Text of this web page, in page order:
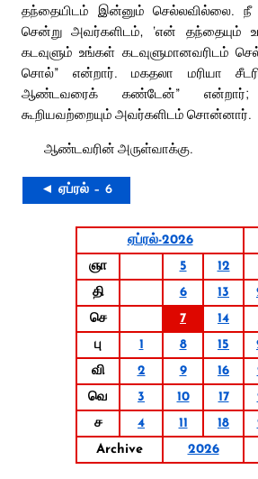
தந்தையிடம் இன்னும் செல்லவில்லை. நீ
சென்று அவர்களிடம், ‘என் தந்தையும்
கடவுளும் உங்கள் கடவுளுமானவரிடம்
சொல்” என்றார். மகதலா மரியா
ஆண்டவரைக் கண்டேன்” என்றார்;
கூறியவற்றையும் அவர்களிடம் சொன்னார்.
ஆண்டவரின் அருள்வாக்கு.
◄ ஏப்ரல் – 6
ஏப்ரல்-2026
ஞா
5 12
தி
6 13
செ
7 14
பு
1 8 15
வி
2 9 16
வெ
3 10 17
ச
4 11 18
Archive
2026